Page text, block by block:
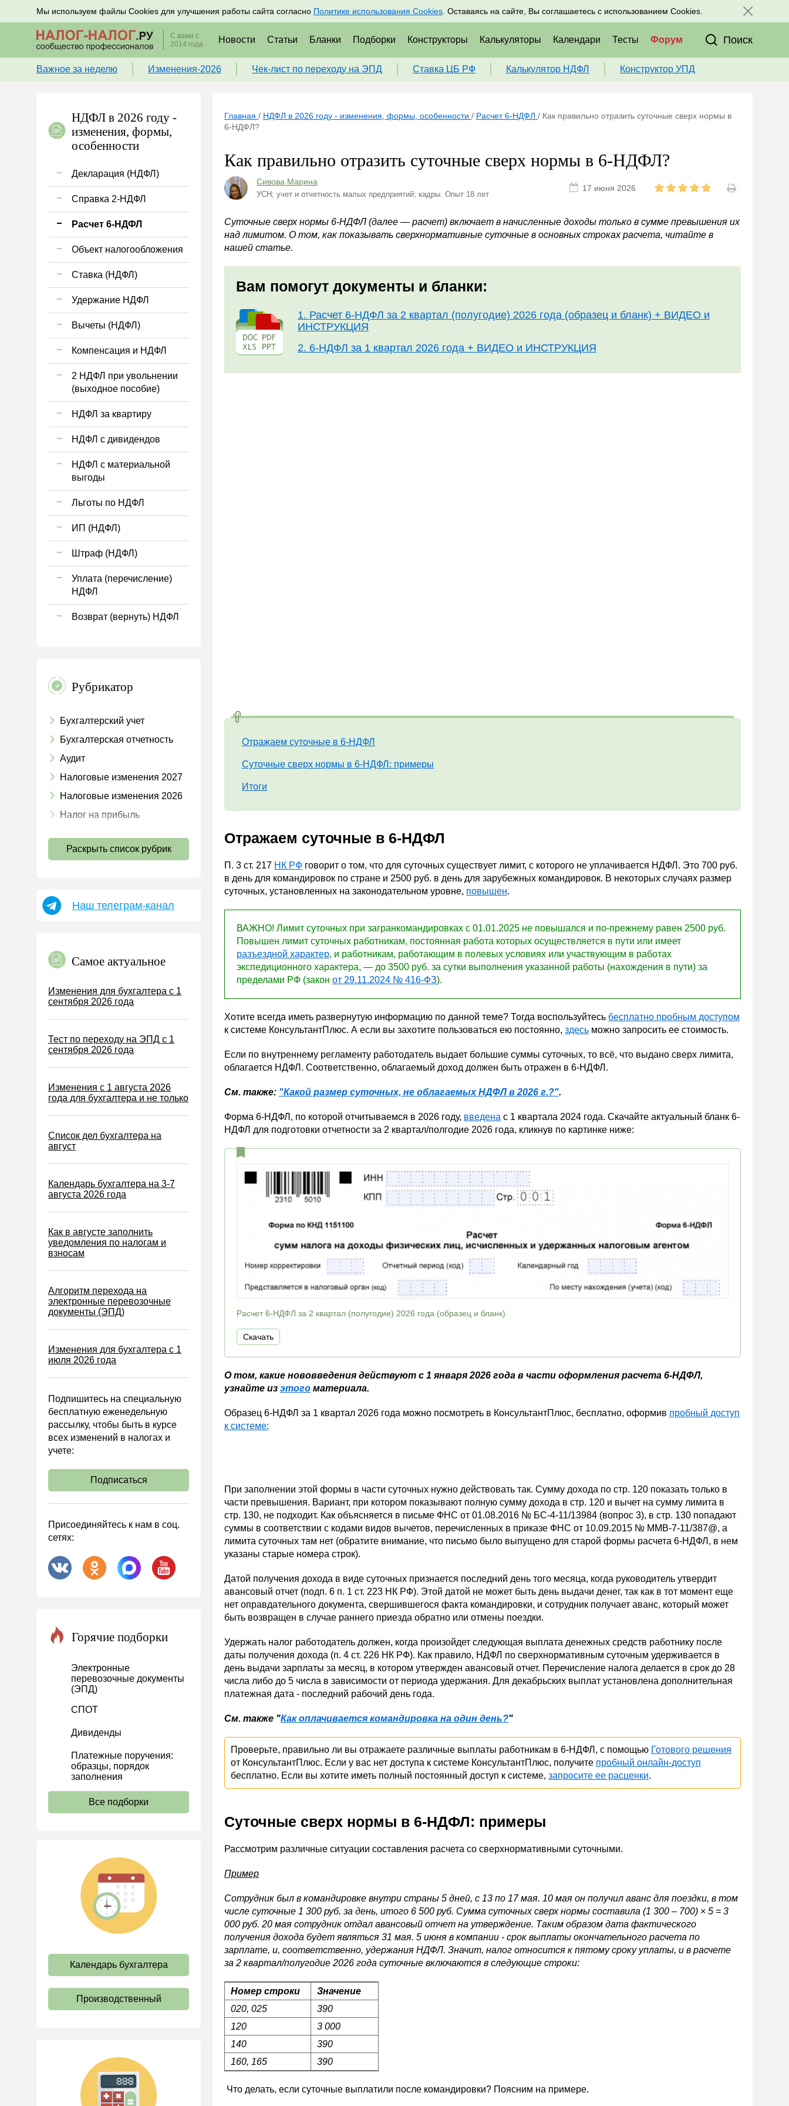
Мы используем файлы Cookies для улучшения работы сайта согласно Политике использования Cookies . Оставаясь на сайте, Вы соглашаетесь с использованием Cookies.
Подписывайтесь на новости по налогам, учету и кадрам Подписаться Присоединяйтесь к нам в соц. сетях:
С вами с
2014 года
Новости Статьи Бланки Подборки Конструкторы Калькуляторы Календари Тесты Форум Поиск
Важное за неделю Изменения-2026 Чек-лист по переходу на ЭПД Ставка ЦБ РФ Калькулятор НДФЛ Конструктор УПД
НДФЛ в 2026 году -
изменения, формы,
особенности
Декларация (НДФЛ)
Справка 2-НДФЛ
Расчет 6-НДФЛ
Объект налогообложения
Ставка (НДФЛ)
Удержание НДФЛ
Вычеты (НДФЛ)
Компенсация и НДФЛ
2 НДФЛ при увольнении
(выходное пособие)
НДФЛ за квартиру
НДФЛ с дивидендов
НДФЛ с материальной
выгоды
Льготы по НДФЛ
ИП (НДФЛ)
Штраф (НДФЛ)
Уплата (перечисление)
НДФЛ
Возврат (вернуть) НДФЛ
Рубрикатор
Бухгалтерский учет
Бухгалтерская отчетность
Аудит
Налоговые изменения 2027
Налоговые изменения 2026
Налог на прибыль
Страховые взносы 2026
УСН
Земельный налог
Налог на рекламу
Торговый сбор
Туристический налог
Водный налог
Экологический налог
Налог на игорный бизнес
Акцизы
Возврат и зачет налогов
Налоговые проверки
Ответственность
Статистика
Онлайн-кассы ККТ ККМ
Управленческий учет
Анализ хозяйственной
Охрана труда и аттестация
Охрана труда
Налоговое планирование
Финансовый контроль
Договоры
ООО
АО
Госзакупки
Проекты
Расчеты
Учет затрат
Учет ОС и НМА
Учет МПЗ
Основы трудового
законодательства
Прием на работу и переводы
Увольнение
локальные акты
Рабочее время и режим
труда
Отпуск и время отдыха
Оплата труда
Ответственность и
взыскания
Пенсии
Трудовые книжки
Кадровые документы и
образцы
Раскрыть список рубрик
Наш телеграм-канал
Самое актуальное
Изменения для бухгалтера с 1
сентября 2026 года
Тест по переходу на ЭПД с 1
сентября 2026 года
Изменения с 1 августа 2026
года для бухгалтера и не только
Список дел бухгалтера на
август
Календарь бухгалтера на 3-7
августа 2026 года
Как в августе заполнить
уведомления по налогам и
взносам
Алгоритм перехода на
электронные перевозочные
документы (ЭПД)
Изменения для бухгалтера с 1
июля 2026 года
Подпишитесь на специальную
бесплатную еженедельную
рассылку, чтобы быть в курсе
всех изменений в налогах и
учете:
Подписаться
Присоединяйтесь к нам в соц.
сетях:
Горячие подборки
Электронные
перевозочные документы
(ЭПД)
СПОТ
Дивиденды
Платежные поручения:
образцы, порядок
заполнения
Все подборки
Календарь бухгалтера
Производственный
Главная / НДФЛ в 2026 году - изменения, формы, особенности / Расчет 6-НДФЛ / Как правильно отразить суточные сверх нормы в
6-НДФЛ?
Как правильно отразить суточные сверх нормы в 6-НДФЛ?
Сивова Марина
УСН; учет и отчетность малых предприятий; кадры. Опыт 18 лет
17 июня 2026
Суточные сверх нормы 6-НДФЛ (далее — расчет) включает в начисленные доходы только в сумме превышения их
над лимитом. О том, как показывать сверхнормативные суточные в основных строках расчета, читайте в
нашей статье.
Вам помогут документы и бланки:
1. Расчет 6-НДФЛ за 2 квартал (полугодие) 2026 года (образец и бланк) + ВИДЕО и
ИНСТРУКЦИЯ
2. 6-НДФЛ за 1 квартал 2026 года + ВИДЕО и ИНСТРУКЦИЯ
Отражаем суточные в 6-НДФЛ
Суточные сверх нормы в 6-НДФЛ: примеры
Итоги
Отражаем суточные в 6-НДФЛ
П. 3 ст. 217 НК РФ говорит о том, что для суточных существует лимит, с которого не уплачивается НДФЛ. Это 700 руб.
в день для командировок по стране и 2500 руб. в день для зарубежных командировок. В некоторых случаях размер
суточных, установленных на законодательном уровне, повышен.
ВАЖНО! Лимит суточных при загранкомандировках с 01.01.2025 не повышался и по-прежнему равен 2500 руб.
Повышен лимит суточных работникам, постоянная работа которых осуществляется в пути или имеет
разъездной характер, и работникам, работающим в полевых условиях или участвующим в работах
экспедиционного характера, — до 3500 руб. за сутки выполнения указанной работы (нахождения в пути) за
пределами РФ (закон от 29.11.2024 № 416-ФЗ).
Хотите всегда иметь развернутую информацию по данной теме? Тогда воспользуйтесь бесплатно пробным доступом
к системе КонсультантПлюс. А если вы захотите пользоваться ею постоянно, здесь можно запросить ее стоимость.
Если по внутреннему регламенту работодатель выдает большие суммы суточных, то всё, что выдано сверх лимита,
облагается НДФЛ. Соответственно, облагаемый доход должен быть отражен в 6-НДФЛ.
См. также: "Какой размер суточных, не облагаемых НДФЛ в 2026 г.?".
Форма 6-НДФЛ, по которой отчитываемся в 2026 году, введена с 1 квартала 2024 года. Скачайте актуальный бланк 6-
НДФЛ для подготовки отчетности за 2 квартал/полгодие 2026 года, кликнув по картинке ниже:
Расчет 6-НДФЛ за 2 квартал (полугодие) 2026 года (образец и бланк)
Скачать
О том, какие нововведения действуют с 1 января 2026 года в части оформления расчета 6-НДФЛ,
узнайте из этого материала.
Образец 6-НДФЛ за 1 квартал 2026 года можно посмотреть в КонсультантПлюс, бесплатно, оформив пробный доступ
к системе:
При заполнении этой формы в части суточных нужно действовать так. Сумму дохода по стр. 120 показать только в
части превышения. Вариант, при котором показывают полную сумму дохода в стр. 120 и вычет на сумму лимита в
стр. 130, не подходит. Как объясняется в письме ФНС от 01.08.2016 № БС-4-11/13984 (вопрос 3), в стр. 130 попадают
суммы в соответствии с кодами видов вычетов, перечисленных в приказе ФНС от 10.09.2015 № ММВ-7-11/387@, а
лимита суточных там нет (обратите внимание, что письмо было выпущено для старой формы расчета 6-НДФЛ, в нем
указаны старые номера строк).
Датой получения дохода в виде суточных признается последний день того месяца, когда руководитель утвердит
авансовый отчет (подп. 6 п. 1 ст. 223 НК РФ). Этой датой не может быть день выдачи денег, так как в тот момент еще
нет оправдательного документа, свершившегося факта командировки, и сотрудник получает аванс, который может
быть возвращен в случае раннего приезда обратно или отмены поездки.
Удержать налог работодатель должен, когда произойдет следующая выплата денежных средств работнику после
даты получения дохода (п. 4 ст. 226 НК РФ). Как правило, НДФЛ по сверхнормативным суточным удерживается в
день выдачи зарплаты за месяц, в котором утвержден авансовый отчет. Перечисление налога делается в срок до 28
числа либо до 5 числа в зависимости от периода удержания. Для декабрьских выплат установлена дополнительная
платежная дата - последний рабочий день года.
См. также "Как оплачивается командировка на один день?"
Проверьте, правильно ли вы отражаете различные выплаты работникам в 6-НДФЛ, с помощью Готового решения
от КонсультантПлюс. Если у вас нет доступа к системе КонсультантПлюс, получите пробный онлайн-доступ
бесплатно. Если вы хотите иметь полный постоянный доступ к системе, запросите ее расценки.
Суточные сверх нормы в 6-НДФЛ: примеры
Рассмотрим различные ситуации составления расчета со сверхнормативными суточными.
Пример
Сотрудник был в командировке внутри страны 5 дней, с 13 по 17 мая. 10 мая он получил аванс для поездки, в том
числе суточные 1 300 руб. за день, итого 6 500 руб. Сумма суточных сверх нормы составила (1 300 – 700) × 5 = 3
000 руб. 20 мая сотрудник отдал авансовый отчет на утверждение. Таким образом дата фактического
получения дохода будет являться 31 мая. 5 июня в компании - срок выплаты окончательного расчета по
зарплате, и, соответственно, удержания НДФЛ. Значит, налог относится к пятому сроку уплаты, и в расчете
за 2 квартал/полугодие 2026 года суточные включаются в следующие строки:
Номер строки
Значение
020, 025
390
120
3 000
140
390
160, 165
390
Что делать, если суточные выплатили после командировки? Поясним на примере.